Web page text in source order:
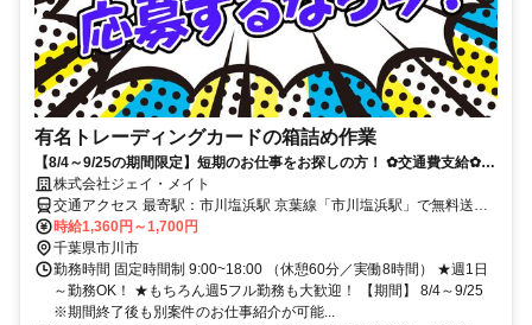
有名トレーディングカードの箱詰め作業
【8/4～9/25の期間限定】短期のお仕事をお探しの方！ ✿交通費支給✿力
仕事ほぼなし✿モクモク作業
株式会社ジェイ・メイト
交通アクセス 最寄駅：市川塩浜駅 京葉線「市川塩浜駅」で無料送迎
バス15分 ★自転車・バイク通勤OK
時給1,360円～1,700円
千葉県市川市
勤務時間 固定時間制 9:00~18:00 （休憩60分／実働8時間） ★週1日
～勤務OK！ ★もちろん週5フル勤務も大歓迎！ 【期間】 8/4～9/25
※期間終了後も別案件のお仕事紹介が可能...